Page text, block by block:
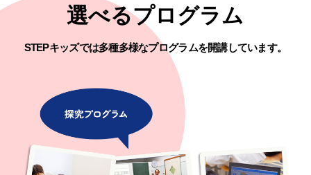
選べるプログラム
STEPキッズでは多種多様なプログラムを開講しています。